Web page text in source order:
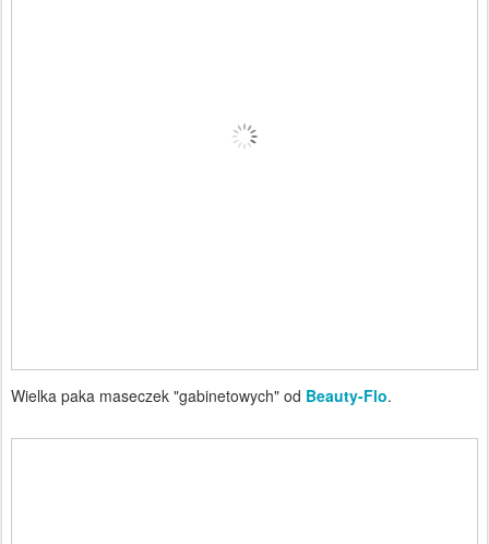
Wielka paka maseczek "gabinetowych" od Beauty-Flo.